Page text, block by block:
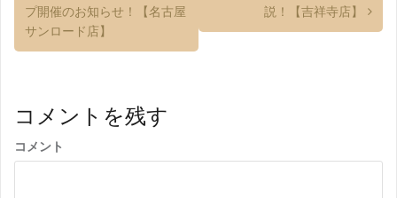
プ開催のお知らせ！【名古屋
サンロード店】
説！【吉祥寺店】
コメントを残す
コメント